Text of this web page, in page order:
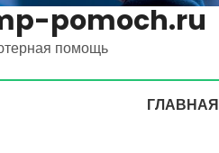
pomoch.ru
помощь
ГЛАВНАЯ